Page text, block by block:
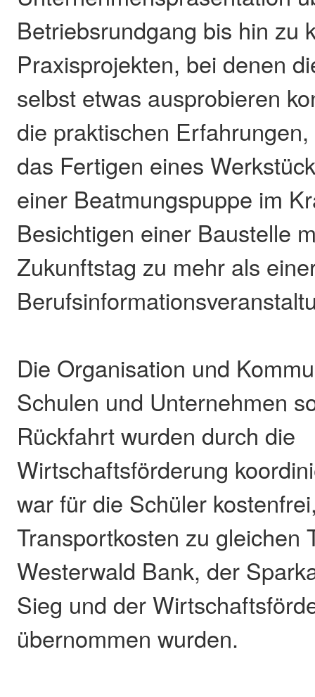
Betriebsrundgang bis hin zu
Praxisprojekten, bei denen
selbst etwas ausprobieren
die praktischen
das Fertigen eines
einer Beatmungspuppe im
Besichtigen einer Baustelle
Zukunftstag zu mehr als
Die Organisation und
Schulen und Unternehmen
Rückfahrt wurden durch die
Wirtschaftsförderung
war für die Schüler
Transportkosten zu gleichen
Westerwald Bank, der
Sieg und der
übernommen wurden.